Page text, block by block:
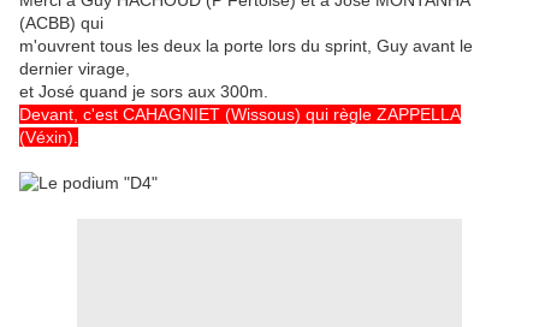
(ACBB) qui
m'ouvrent tous les deux la porte lors du sprint, Guy avant le
dernier virage,
et José quand je sors aux 300m.
Devant, c'est CAHAGNIET (Wissous) qui règle ZAPPELLA
(Véxin).